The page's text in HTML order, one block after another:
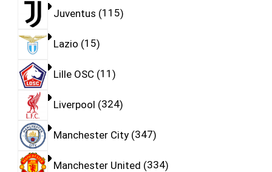
Juventus 115
Lazio 15
Lille OSC 11
Liverpool 324
Manchester City 347
Manchester United 334